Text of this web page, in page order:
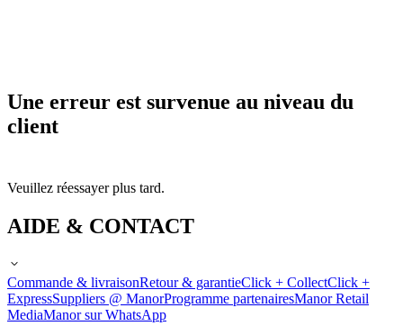
Une erreur est survenue au niveau du
client
Veuillez réessayer plus tard.
AIDE & CONTACT
Commande & livraisonRetour & garantieClick + CollectClick +
ExpressSuppliers @ ManorProgramme partenairesManor Retail
MediaManor sur WhatsApp